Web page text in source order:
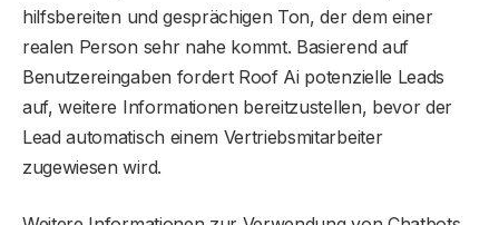
hilfsbereiten und gesprächigen Ton, der dem einer
realen Person sehr nahe kommt. Basierend auf
Benutzereingaben fordert Roof Ai potenzielle Leads
auf, weitere Informationen bereitzustellen, bevor der
Lead automatisch einem Vertriebsmitarbeiter
zugewiesen wird.